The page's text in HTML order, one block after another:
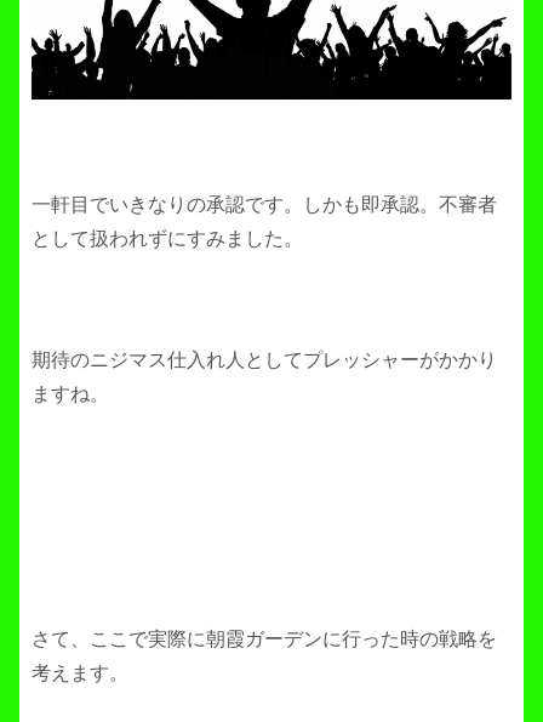
一軒目でいきなりの承認です。しかも即承認。不審者
として扱われずにすみました。
期待のニジマス仕入れ人としてプレッシャーがかかり
ますね。
さて、ここで実際に朝霞ガーデンに行った時の戦略を
考えます。